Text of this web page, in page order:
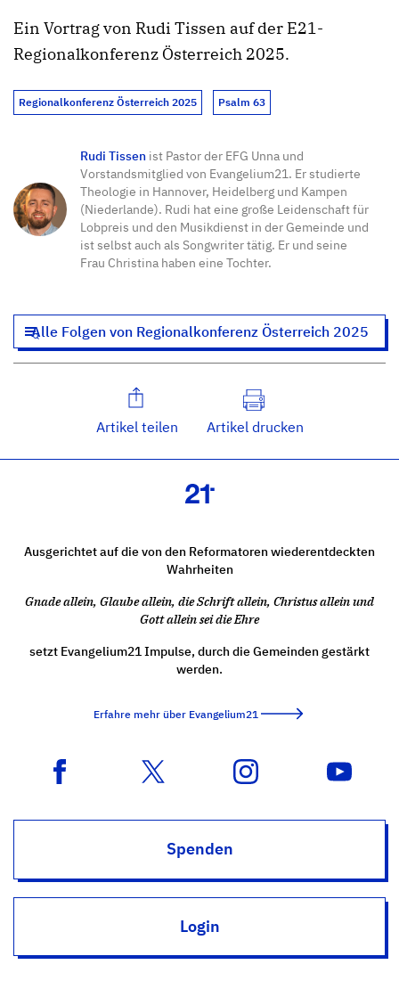
Ein Vortrag von Rudi Tissen auf der E21-
Regionalkonferenz Österreich 2025.
Regionalkonferenz Österreich 2025 Psalm 63
Rudi Tissen ist Pastor der EFG Unna und
Vorstandsmitglied von Evangelium21. Er studierte
Theologie in Hannover, Heidelberg und Kampen
(Niederlande). Rudi hat eine große Leidenschaft für
Lobpreis und den Musikdienst in der Gemeinde und
ist selbst auch als Songwriter tätig. Er und seine
Frau Christina haben eine Tochter.
Alle Folgen von Regionalkonferenz Österreich 2025
Artikel teilen Artikel drucken
Ausgerichtet auf die von den Reformatoren wiederentdeckten
Wahrheiten
Gnade allein, Glaube allein, die Schrift allein, Christus allein und
Gott allein sei die Ehre
setzt Evangelium21 Impulse, durch die Gemeinden gestärkt
werden.
Erfahre mehr über Evangelium21
Spenden
Login